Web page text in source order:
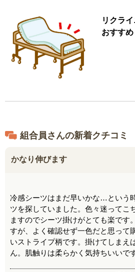
リクラ
おすすめ
組合員さんの新着クチコミ
かなり伸びます
冷感シーツはまだ早いかな…という
ツを探していました。色々迷ってこ
ますのでシーツ掛けがとても楽です
すが、よく確認せず一色だと思って
いストライプ柄です。掛けてしまえ
ん。肌触りは柔らかく気持ちいいです